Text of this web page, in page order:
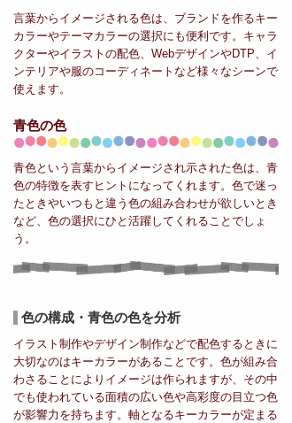
言葉からイメージされる色は、ブランドを作るキー
カラーやテーマカラーの選択にも便利です。キャラ
クターやイラストの配色、WebデザインやDTP、イ
ンテリアや服のコーディネートなど様々なシーンで
使えます。
青色の色
青色という言葉からイメージされ示された色は、青
色の特徴を表すヒントになってくれます。色で迷っ
たときやいつもと違う色の組み合わせが欲しいとき
など、色の選択にひと活躍してくれることでしょ
う。
色の構成・青色の色を分析
イラスト制作やデザイン制作などで配色するときに
大切なのはキーカラーがあることです。色が組み合
わさることによりイメージは作られますが、その中
でも使われている面積の広い色や高彩度の目立つ色
が影響力を持ちます。軸となるキーカラーが定まる